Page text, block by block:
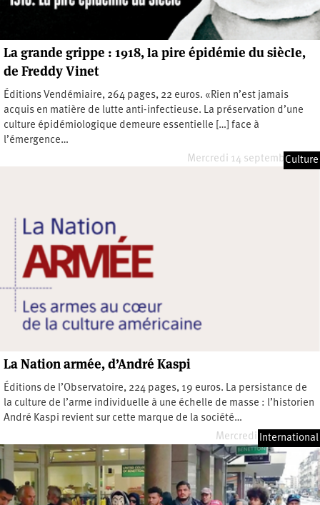
La grande grippe : 1918, la pire épidémie du siècle,
de Freddy Vinet
Éditions Vendémiaire, 264 pages, 22 euros. «Rien n’est jamais
acquis en matière de lutte anti-infectieuse. La préservation d’une
culture épidémiologique demeure essentielle […] face à
l’émergence…
Mercredi 14 septembre 2022
Culture
La Nation armée, d’André Kaspi
Éditions de l’Observatoire, 224 pages, 19 euros. La persistance de
la culture de l’arme individuelle à une échelle de masse : l’historien
André Kaspi revient sur cette marque de la société…
Mercredi 6 juillet 2022
International